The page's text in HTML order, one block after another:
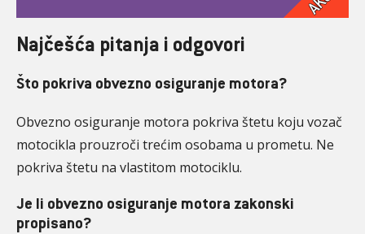
Najčešća pitanja i odgovori
Što pokriva obvezno osiguranje motora?
Obvezno osiguranje motora pokriva štetu koju vozač
motocikla prouzroči trećim osobama u prometu. Ne
pokriva štetu na vlastitom motociklu.
Je li obvezno osiguranje motora zakonski
propisano?